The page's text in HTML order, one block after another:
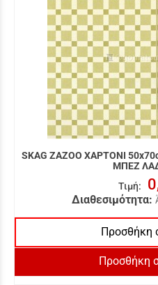
SKAG ZAZOO ΧΑΡΤΟΝΙ
ΜΠΕΖ
Τιμή:
Διαθεσιμότητα:
Προσθήκη
Προσθήκη